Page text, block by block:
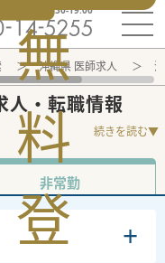
わせ：平日9:30-19:00
無
料
登
沖縄県 医師求人
人・転職情報
続きを読む▼
非常勤